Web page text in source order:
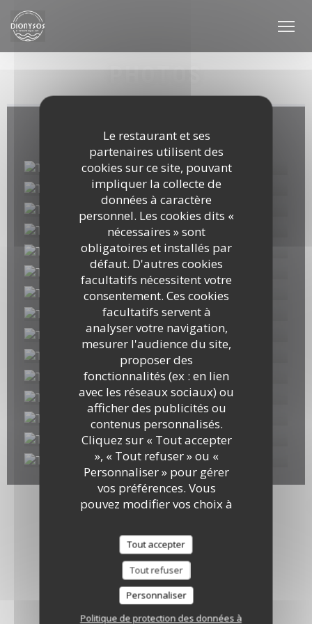
Personnalisation de vos choix en matière de cookies
Le restaurant et ses
partenaires utilisent des
cookies sur ce site, pouvant
impliquer la collecte de
données à caractère
personnel. Les cookies dits «
nécessaires » sont
obligatoires et installés par
défaut. D'autres cookies
facultatifs nécessitent votre
consentement. Ces cookies
facultatifs servent à
analyser votre navigation,
mesurer l'audience du site,
proposer des
fonctionnalités (ex : en lien
avec les réseaux sociaux) ou
afficher des publicités ou
contenus personnalisés.
Cliquez sur « Tout accepter
», « Tout refuser » ou «
Personnaliser » pour gérer
vos préférences. Vous
pouvez modifier vos choix à
sur l'icône représentant un
cookie en bas à gauche des
pages du site.
Tout accepter
Tout refuser
Personnaliser
Politique de protection des données à
PHOTOS
Album magasin